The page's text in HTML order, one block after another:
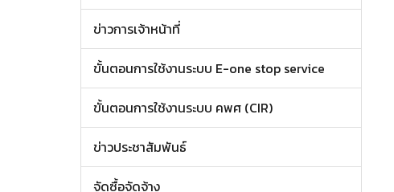
ข่าวการเจ้าหน้าที่
ขั้นตอนการใช้งานระบบ E-one stop service
ขั้นตอนการใช้งานระบบ คพศ (CIR)
ข่าวประชาสัมพันธ์
จัดซื้อจัดจ้าง